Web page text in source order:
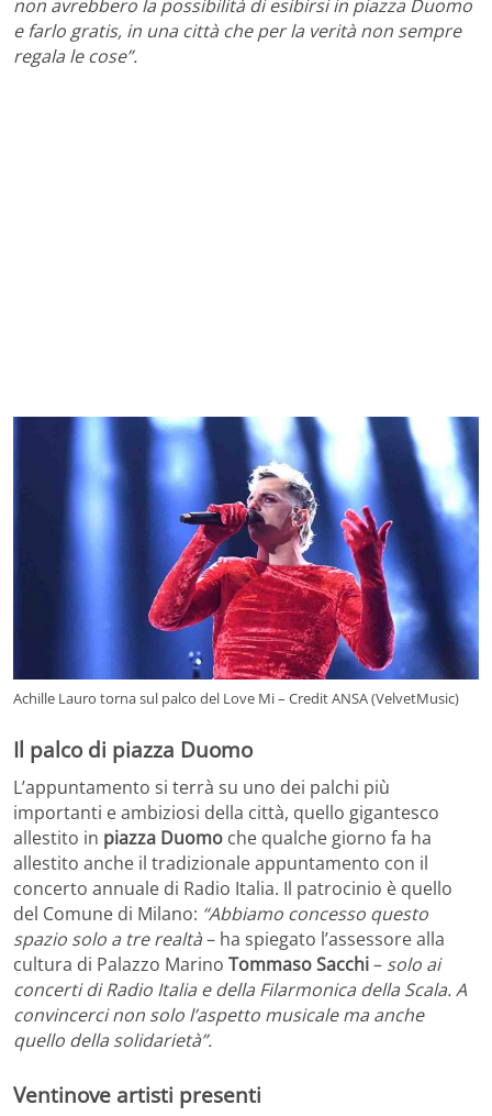
non avrebbero la possibilità di esibirsi in piazza Duomo
e farlo gratis, in una città che per la verità non sempre
regala le cose”.
Achille Lauro torna sul palco del Love Mi – Credit ANSA (VelvetMusic)
Il palco di piazza Duomo
L’appuntamento si terrà su uno dei palchi più
importanti e ambiziosi della città, quello gigantesco
allestito in piazza Duomo che qualche giorno fa ha
allestito anche il tradizionale appuntamento con il
concerto annuale di Radio Italia. Il patrocinio è quello
del Comune di Milano: “Abbiamo concesso questo
spazio solo a tre realtà– ha spiegato l’assessore alla
cultura di Palazzo Marino Tommaso Sacchi– solo ai
concerti di Radio Italia e della Filarmonica della Scala. A
convincerci non solo l’aspetto musicale ma anche
quello della solidarietà”.
Ventinove artisti presenti